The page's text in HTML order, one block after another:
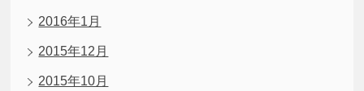
2016年1月
2015年12月
2015年10月